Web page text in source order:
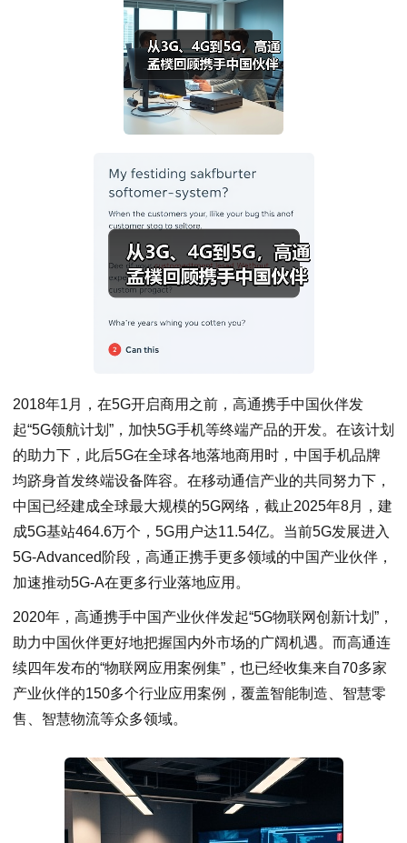
2018年1月，在5G开启商用之前，高通携手中国伙伴发
起“5G领航计划”，加快5G手机等终端产品的开发。在该计划
的助力下，此后5G在全球各地落地商用时，中国手机品牌
均跻身首发终端设备阵容。在移动通信产业的共同努力下，
中国已经建成全球最大规模的5G网络，截止2025年8月，建
成5G基站464.6万个，5G用户达11.54亿。当前5G发展进入
5G-Advanced阶段，高通正携手更多领域的中国产业伙伴，
加速推动5G-A在更多行业落地应用。
2020年，高通携手中国产业伙伴发起“5G物联网创新计划”，
助力中国伙伴更好地把握国内外市场的广阔机遇。而高通连
续四年发布的“物联网应用案例集”，也已经收集来自70多家
产业伙伴的150多个行业应用案例，覆盖智能制造、智慧零
售、智慧物流等众多领域。